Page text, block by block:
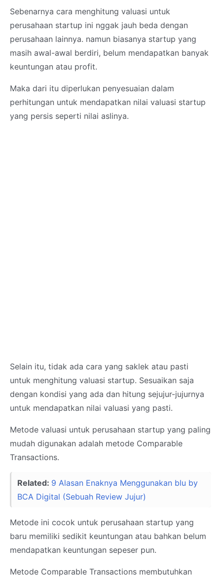
Sebenarnya cara menghitung valuasi untuk
perusahaan startup ini nggak jauh beda dengan
perusahaan lainnya. namun biasanya startup yang
masih awal-awal berdiri, belum mendapatkan banyak
keuntungan atau profit.
Maka dari itu diperlukan penyesuaian dalam
perhitungan untuk mendapatkan nilai valuasi startup
yang persis seperti nilai aslinya.
Selain itu, tidak ada cara yang saklek atau pasti
untuk menghitung valuasi startup. Sesuaikan saja
dengan kondisi yang ada dan hitung sejujur-jujurnya
untuk mendapatkan nilai valuasi yang pasti.
Metode valuasi untuk perusahaan startup yang paling
mudah digunakan adalah metode Comparable
Transactions.
Related: 9 Alasan Enaknya Menggunakan blu by
BCA Digital (Sebuah Review Jujur)
Metode ini cocok untuk perusahaan startup yang
baru memiliki sedikit keuntungan atau bahkan belum
mendapatkan keuntungan sepeser pun.
Metode Comparable Transactions membutuhkan